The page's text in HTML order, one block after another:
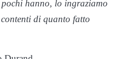
hanno, lo ingraziamo
di quanto fatto